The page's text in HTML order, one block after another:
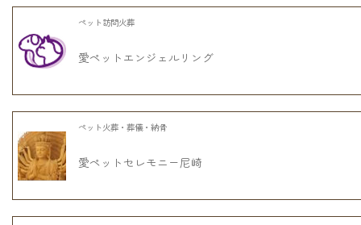
ペット訪問火葬
愛ペットエンジェルリング
ペット火葬・葬儀・納骨
愛ペットセレモニー尼崎